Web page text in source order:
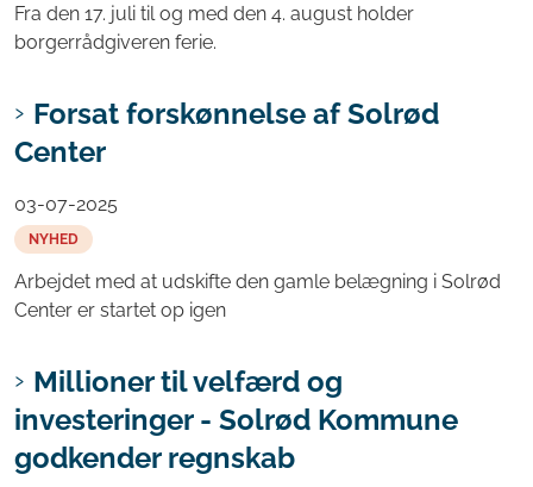
Fra den 17. juli til og med den 4. august holder
borgerrådgiveren ferie.
Forsat forskønnelse af Solrød
Center
03-07-2025
NYHED
Arbejdet med at udskifte den gamle belægning i Solrød
Center er startet op igen
Millioner til velfærd og
investeringer - Solrød Kommune
godkender regnskab